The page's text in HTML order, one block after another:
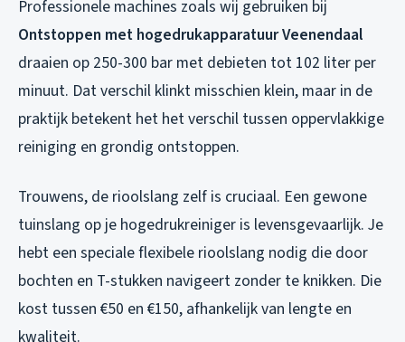
Professionele machines zoals wij gebruiken bij
Ontstoppen met hogedrukapparatuur Veenendaal
draaien op 250-300 bar met debieten tot 102 liter per
minuut. Dat verschil klinkt misschien klein, maar in de
praktijk betekent het het verschil tussen oppervlakkige
reiniging en grondig ontstoppen.
Trouwens, de rioolslang zelf is cruciaal. Een gewone
tuinslang op je hogedrukreiniger is levensgevaarlijk. Je
hebt een speciale flexibele rioolslang nodig die door
bochten en T-stukken navigeert zonder te knikken. Die
kost tussen €50 en €150, afhankelijk van lengte en
kwaliteit.